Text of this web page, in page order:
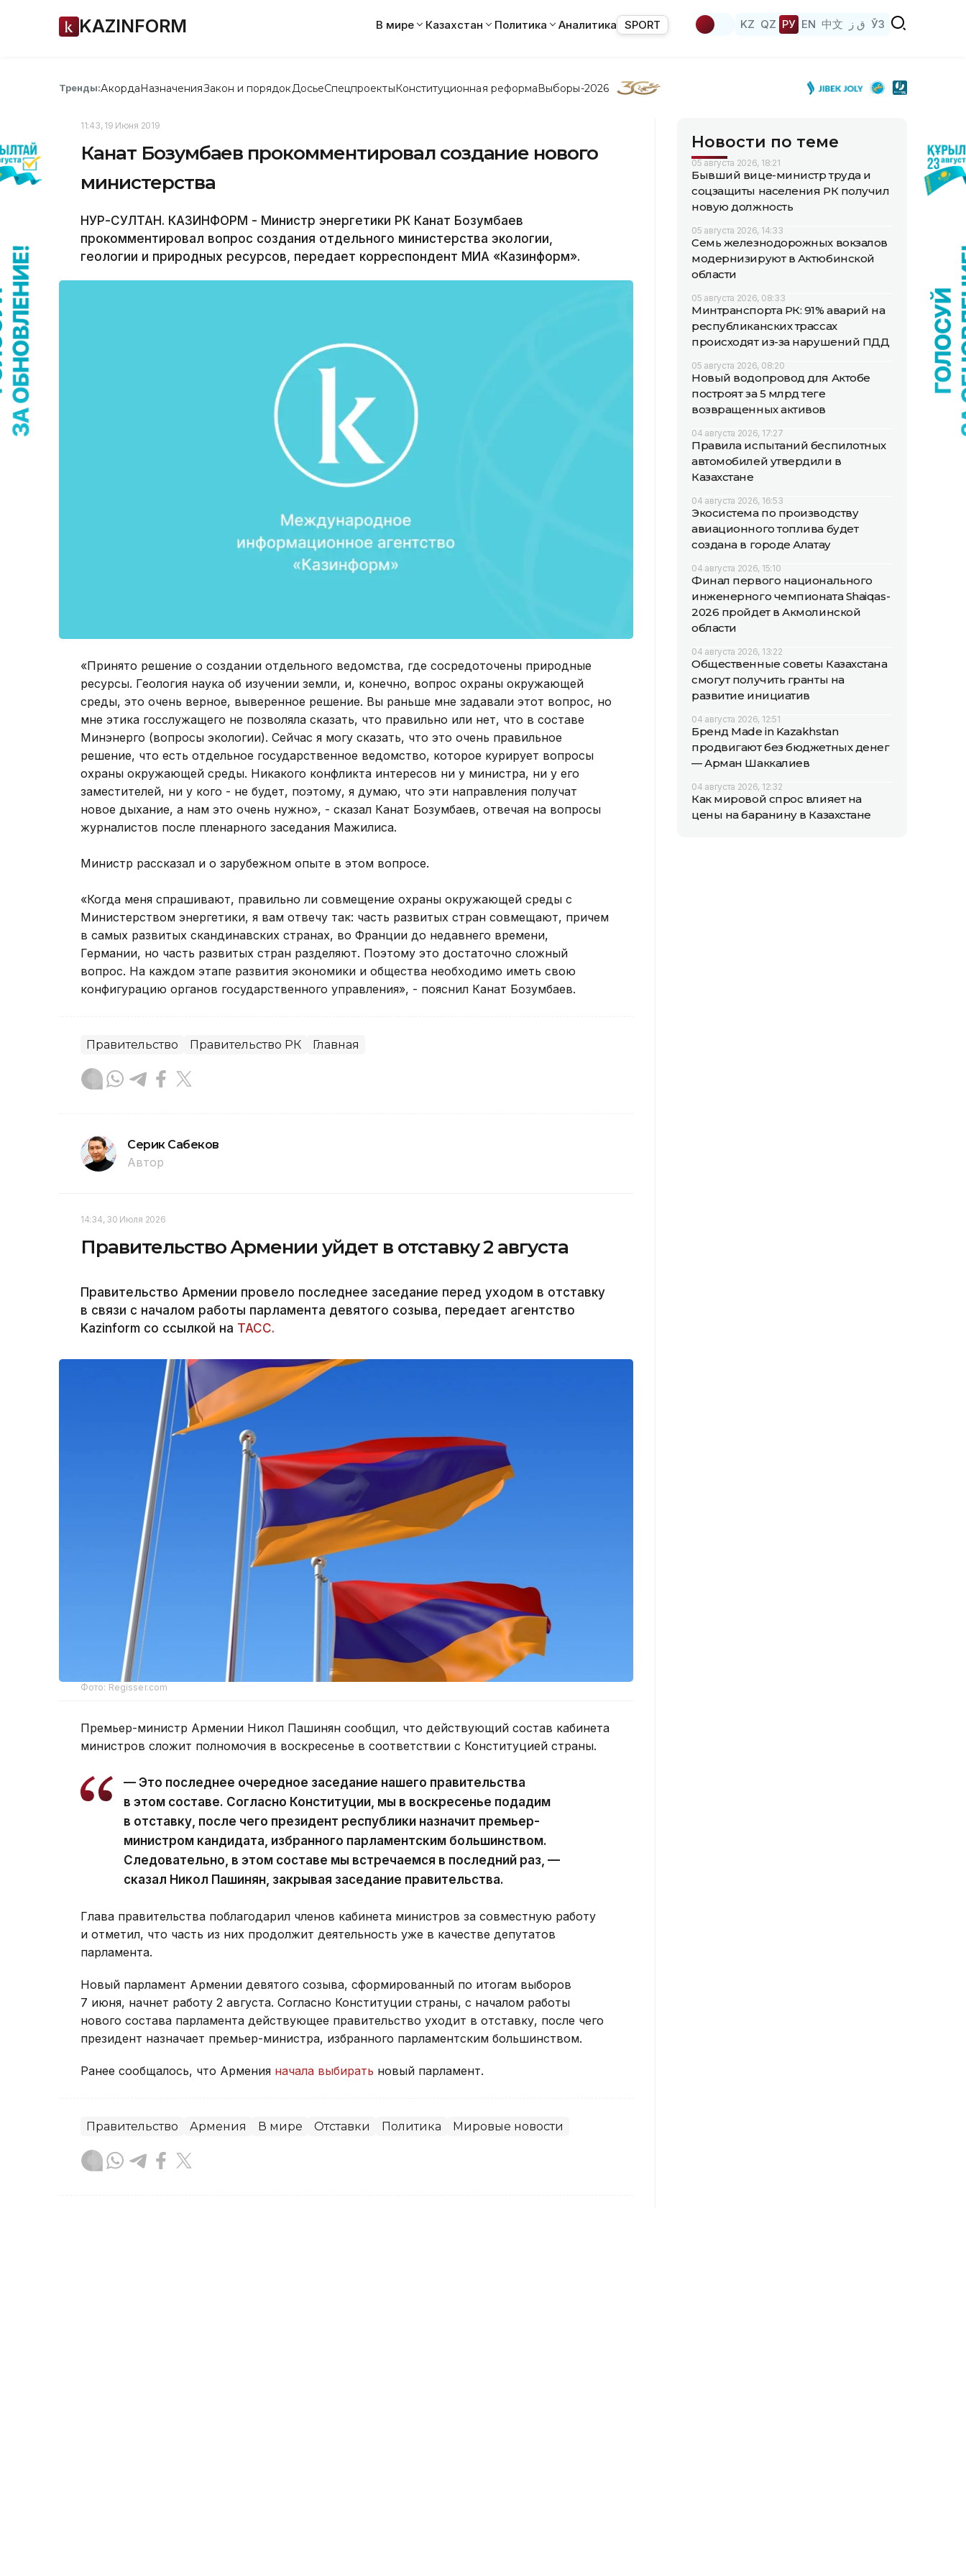
KAZINFORM В мире Казахстан Политика Аналитика SPORT KZ QZ РУ EN 中文 ق ز ЎЗ
Тренды:АкордаНазначенияЗакон и порядок ДосьеСпецпроектыКонституционная реформаВыборы-2026
11:43, 19 Июня 2019
Канат Бозумбаев прокомментировал создание нового
министерства
НУР-СУЛТАН. КАЗИНФОРМ - Министр энергетики РК Канат Бозумбаев
прокомментировал вопрос создания отдельного министерства экологии,
геологии и природных ресурсов, передает корреспондент МИА «Казинформ».
«Принято решение о создании отдельного ведомства, где сосредоточены природные
ресурсы. Геология наука об изучении земли, и, конечно, вопрос охраны окружающей
среды, это очень верное, выверенное решение. Вы раньше мне задавали этот вопрос, но
мне этика госслужащего не позволяла сказать, что правильно или нет, что в составе
Минэнерго (вопросы экологии). Сейчас я могу сказать, что это очень правильное
решение, что есть отдельное государственное ведомство, которое курирует вопросы
охраны окружающей среды. Никакого конфликта интересов ни у министра, ни у его
заместителей, ни у кого - не будет, поэтому, я думаю, что эти направления получат
новое дыхание, а нам это очень нужно», - сказал Канат Бозумбаев, отвечая на вопросы
журналистов после пленарного заседания Мажилиса.
Министр рассказал и о зарубежном опыте в этом вопросе.
«Когда меня спрашивают, правильно ли совмещение охраны окружающей среды с
Министерством энергетики, я вам отвечу так: часть развитых стран совмещают, причем
в самых развитых скандинавских странах, во Франции до недавнего времени,
Германии, но часть развитых стран разделяют. Поэтому это достаточно сложный
вопрос. На каждом этапе развития экономики и общества необходимо иметь свою
конфигурацию органов государственного управления», - пояснил Канат Бозумбаев.
Правительство Правительство РК Главная
Серик Сабеков
Автор
14:34, 30 Июля 2026
Правительство Армении уйдет в отставку 2 августа
Правительство Армении провело последнее заседание перед уходом в отставку
в связи с началом работы парламента девятого созыва, передает агентство
Kazinform со ссылкой на ТАСС.
Фото: Regisser.com
Премьер-министр Армении Никол Пашинян сообщил, что действующий состав кабинета
министров сложит полномочия в воскресенье в соответствии с Конституцией страны.
— Это последнее очередное заседание нашего правительства
в этом составе. Согласно Конституции, мы в воскресенье подадим
в отставку, после чего президент республики назначит премьер-
министром кандидата, избранного парламентским большинством.
Следовательно, в этом составе мы встречаемся в последний раз, —
сказал Никол Пашинян, закрывая заседание правительства.
Глава правительства поблагодарил членов кабинета министров за совместную работу
и отметил, что часть из них продолжит деятельность уже в качестве депутатов
парламента.
Новый парламент Армении девятого созыва, сформированный по итогам выборов
7 июня, начнет работу 2 августа. Согласно Конституции страны, с началом работы
нового состава парламента действующее правительство уходит в отставку, после чего
президент назначает премьер-министра, избранного парламентским большинством.
Ранее сообщалось, что Армения начала выбирать новый парламент.
Правительство Армения В мире Отставки Политика Мировые новости
Новости по теме
05 августа 2026, 18:21
Бывший вице-министр труда и
соцзащиты населения РК получил
новую должность
05 августа 2026, 14:33
Семь железнодорожных вокзалов
модернизируют в Актюбинской
области
05 августа 2026, 08:33
Минтранспорта РК: 91% аварий на
республиканских трассах
происходят из-за нарушений ПДД
05 августа 2026, 08:20
Новый водопровод для Актобе
построят за 5 млрд теңге
возвращенных активов
04 августа 2026, 17:27
Правила испытаний беспилотных
автомобилей утвердили в
Казахстане
04 августа 2026, 16:53
Экосистема по производству
авиационного топлива будет
создана в городе Алатау
04 августа 2026, 15:10
Финал первого национального
инженерного чемпионата Shaiqas-
2026 пройдет в Акмолинской
области
04 августа 2026, 13:22
Общественные советы Казахстана
смогут получить гранты на
развитие инициатив
04 августа 2026, 12:51
Бренд Made in Kazakhstan
продвигают без бюджетных денег
— Арман Шаккалиев
04 августа 2026, 12:32
Как мировой спрос влияет на
цены на баранину в Казахстане